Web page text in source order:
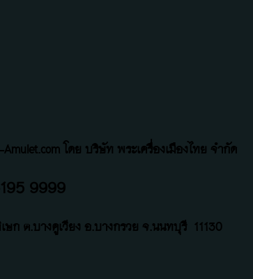
โดย บริษัท พระเครื่องเมืองไทย จำกัด
9999
ก ต.บางคูเวียง อ.บางกรวย จ.นนทบุรี 11130